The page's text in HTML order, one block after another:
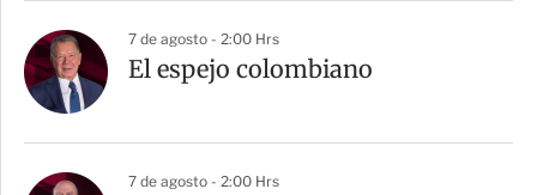
7 de agosto - 2:00 Hrs
El espejo colombiano
7 de agosto - 2:00 Hrs